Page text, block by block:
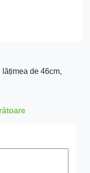
de 46cm,